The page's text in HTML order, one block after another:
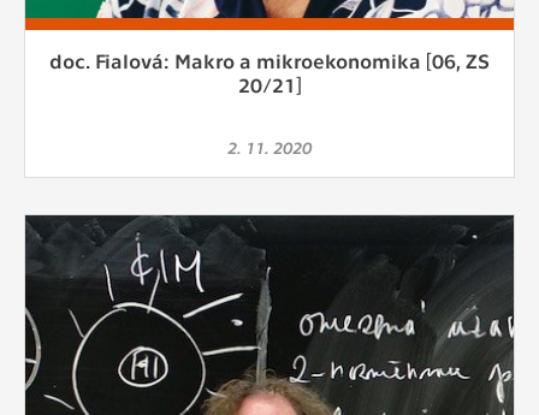
doc. Fialová: Makro a mikroekonomika [06, ZS
20/21]
2. 11. 2020